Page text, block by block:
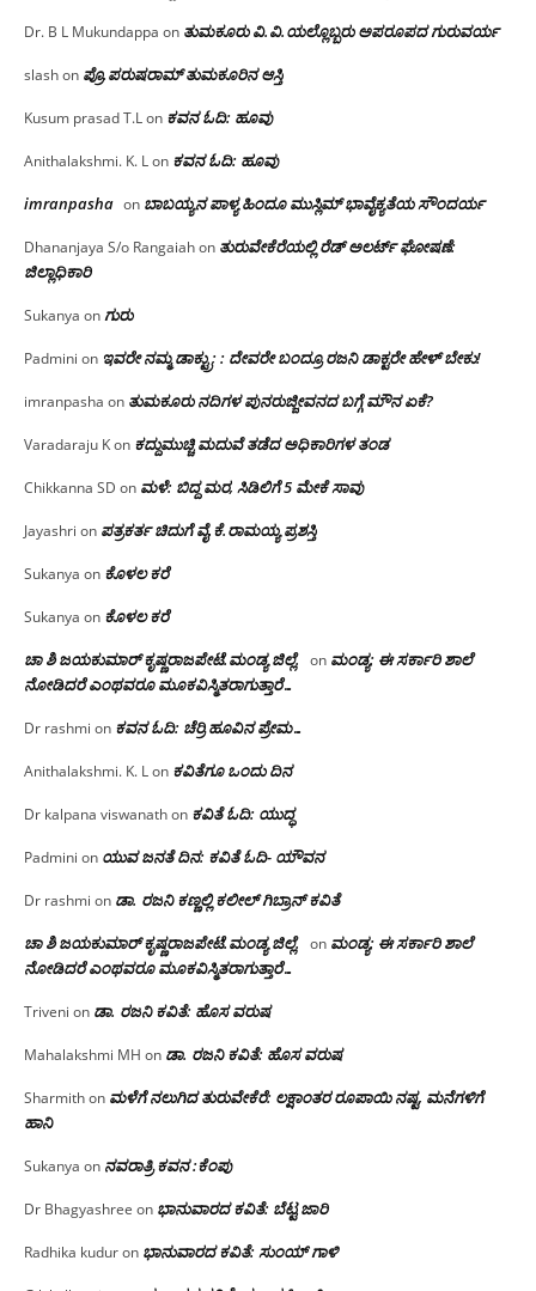
Dr. B L Mukundappa on ತುಮಕೂರು‌ ವಿ.ವಿ.ಯಲ್ಲೊಬ್ಬರು ಅಪರೂಪದ ಗುರುವರ್ಯ
slashon ಪ್ರೊ.ಪರುಷರಾಮ್ ತುಮಕೂರಿನ ಆಸ್ತಿ
Kusum prasad T.Lon ಕವನ ಓದಿ: ಹೂವು
Anithalakshmi. K. Lon ಕವನ ಓದಿ: ಹೂವು
imranpasha on ಬಾಬಯ್ಯನ ಪಾಳ್ಯ ಹಿಂದೂ ಮುಸ್ಲಿಮ್ ಭಾವೈಕ್ಯತೆಯ ಸೌಂದರ್ಯ
Dhananjaya S/o Rangaiahon ತುರುವೇಕೆರೆಯಲ್ಲಿ ರೆಡ್ ಅಲರ್ಟ್ ಘೋಷಣೆ:
ಜಿಲ್ಲಾಧಿಕಾರಿ
Sukanya onಗುರು
Padmini on ಇವರೇ ನಮ್ಮ ಡಾಕ್ಟ್ರು; : ದೇವರೇ ಬಂದ್ರೂ ರಜನಿ ಡಾಕ್ಟರೇ ಹೇಳ್ ಬೇಕು!
imranpasha on ತುಮಕೂರು ನದಿಗಳ ಪುನರುಜ್ಜೀವನದ ಬಗ್ಗೆ ಮೌನ ಏಕೆ?
Varadaraju Kon ಕದ್ದುಮುಚ್ಚಿ ಮದುವೆ ತಡೆದ ಅಧಿಕಾರಿಗಳ ತಂಡ
Chikkanna SD on ಮಳೆ: ಬಿದ್ದ ಮರ, ಸಿಡಿಲಿಗೆ 5 ಮೇಕೆ ಸಾವು
Jayashri on ಪತ್ರಕರ್ತ ಚಿದುಗೆ ವೈ.ಕೆ.ರಾಮಯ್ಯ ಪ್ರಶಸ್ತಿ
Sukanya on ಕೊಳಲ ಕರೆ
Sukanya on ಕೊಳಲ ಕರೆ
ಚಾ ಶಿ ಜಯಕುಮಾರ್ ಕೃಷ್ಣರಾಜಪೇಟೆ.ಮಂಡ್ಯ ಜಿಲ್ಲೆ. on ಮಂಡ್ಯ: ಈ ಸರ್ಕಾರಿ ಶಾಲೆ
ನೋಡಿದರೆ ಎಂಥವರೂ ಮೂಕವಿಸ್ಮಿತರಾಗುತ್ತಾರೆ…
Dr rashmi on ಕವನ ಓದಿ: ಚೆರ್ರಿ ಹೂವಿನ ಪ್ರೇಮ…
Anithalakshmi. K. Lon ಕವಿತೆಗೂ ಒಂದು ದಿನ
Dr kalpana viswanathon ಕವಿತೆ ಓದಿ: ಯುದ್ಧ
Padmini on ಯುವ ಜನತೆ ದಿನ: ಕವಿತೆ ಓದಿ- ಯೌವನ
Dr rashmi on ಡಾ. ರಜನಿ‌ ಕಣ್ಣಲ್ಲಿ ಕಲೀಲ್ ಗಿಬ್ರಾನ್ ಕವಿತೆ
ಚಾ ಶಿ ಜಯಕುಮಾರ್ ಕೃಷ್ಣರಾಜಪೇಟೆ.ಮಂಡ್ಯ ಜಿಲ್ಲೆ. on ಮಂಡ್ಯ: ಈ ಸರ್ಕಾರಿ ಶಾಲೆ
ನೋಡಿದರೆ ಎಂಥವರೂ ಮೂಕವಿಸ್ಮಿತರಾಗುತ್ತಾರೆ…
Triveni on ಡಾ. ರಜನಿ ಕವಿತೆ: ಹೊಸ ವರುಷ
Mahalakshmi MH on ಡಾ. ರಜನಿ ಕವಿತೆ: ಹೊಸ ವರುಷ
Sharmithon ಮಳೆಗೆ ನಲುಗಿದ ತುರುವೇಕೆರೆ: ಲಕ್ಷಾಂತರ ರೂಪಾಯಿ ನಷ್ಟ, ಮನೆಗಳಿಗೆ
ಹಾನಿ
Sukanya on ನವರಾತ್ರಿ ಕವನ :ಕೆಂಪು
Dr Bhagyashree on ಭಾನುವಾರದ ಕವಿತೆ: ಬೆಟ್ಟ ಜಾರಿ
Radhika kuduron ಭಾನುವಾರದ ಕವಿತೆ: ಸುಂಯ್ ಗಾಳಿ